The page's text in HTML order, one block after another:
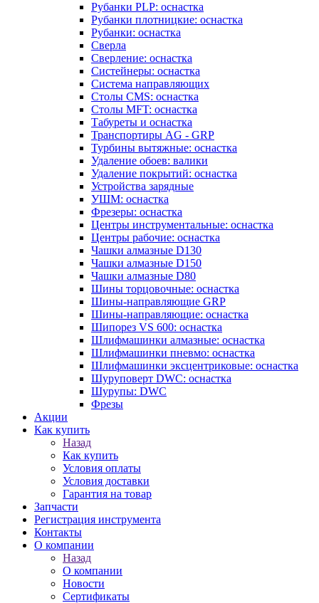
Рубанки PLP: оснастка
Рубанки плотницкие: оснастка
Рубанки: оснастка
Сверла
Сверление: оснастка
Систейнеры: оснастка
Система направляющих
Столы CMS: оснастка
Столы MFT: оснастка
Табуреты и оснастка
Транспортиры AG - GRP
Турбины вытяжные: оснастка
Удаление обоев: валики
Удаление покрытий: оснастка
Устройства зарядные
УШМ: оснастка
Фрезеры: оснастка
Центры инструментальные: оснастка
Центры рабочие: оснастка
Чашки алмазные D130
Чашки алмазные D150
Чашки алмазные D80
Шины торцовочные: оснастка
Шины-направляющие GRP
Шины-направляющие: оснастка
Шипорез VS 600: оснастка
Шлифмашинки алмазные: оснастка
Шлифмашинки пневмо: оснастка
Шлифмашинки эксцентриковые: оснастка
Шуруповерт DWC: оснастка
Шурупы: DWC
Фрезы
Акции
Как купить
Назад
Как купить
Условия оплаты
Условия доставки
Гарантия на товар
Запчасти
Регистрация инструмента
Контакты
О компании
Назад
О компании
Новости
Сертификаты